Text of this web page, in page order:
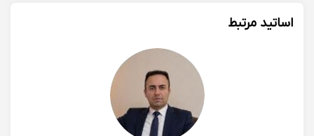
اساتید مرتبط